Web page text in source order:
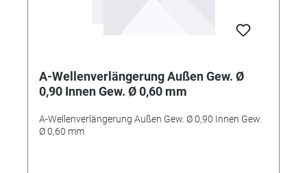
A-Wellenverlängerung Außen Gew. Ø
0,90 Innen Gew. Ø 0,60 mm
A-Wellenverlängerung Außen Gew. Ø 0,90 Innen Gew.
Ø 0,60 mm